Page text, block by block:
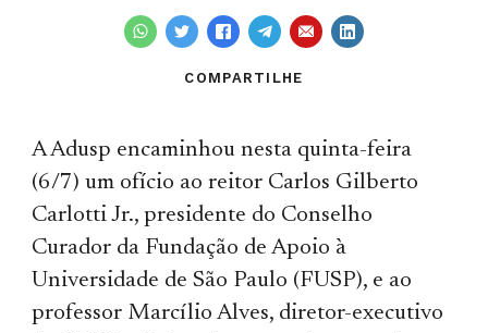
COMPARTILHE
A Adusp encaminhou nesta quinta-feira
(6/7) um ofício ao reitor Carlos Gilberto
Carlotti Jr., presidente do Conselho
Curador da Fundação de Apoio à
Universidade de São Paulo (FUSP), e ao
professor Marcílio Alves, diretor-executivo